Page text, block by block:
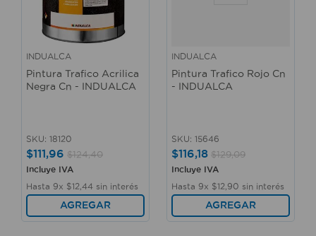
INDUALCA
Pintura Trafico Acrilica
Negra Cn - INDUALCA
SKU: 18120
$111,96 $124,40
Incluye IVA
Hasta 9x $12 44 sin interés
AGREGAR
INDUALCA
Pintura Trafico Rojo Cn
- INDUALCA
SKU: 15646
$116,18 $129,09
Incluye IVA
Hasta 9x $12 90 sin interés
AGREGAR